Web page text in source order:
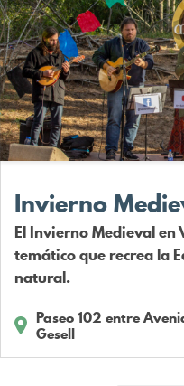
Invierno
El Invierno Medieval en
temático que recrea la
natural.
Paseo 102 entre
Gesell